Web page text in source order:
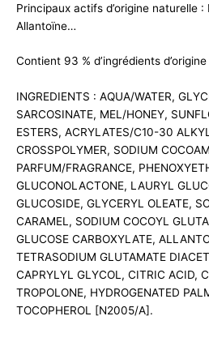
Principaux actifs d’origine naturelle
Allantoïne…
Contient 93 % d’ingrédients
INGREDIENTS : AQUA/WATER,
SARCOSINATE, MEL/HONEY,
ESTERS, ACRYLATES/C10-30
CROSSPOLYMER, SODIUM
PARFUM/FRAGRANCE,
GLUCONOLACTONE, LAURYL
GLUCOSIDE, GLYCERYL OLEATE,
CARAMEL, SODIUM COCOYL
GLUCOSE CARBOXYLATE,
TETRASODIUM GLUTAMATE
CAPRYLYL GLYCOL, CITRIC ACID,
TROPOLONE, HYDROGENATED
TOCOPHEROL [N2005/A].